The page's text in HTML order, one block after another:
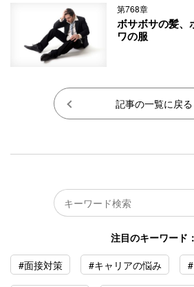
第768章
ボサボサの髪、
ワの服
記事の一覧に戻る
注目のキーワード：
#面接対策
#キャリアの悩み